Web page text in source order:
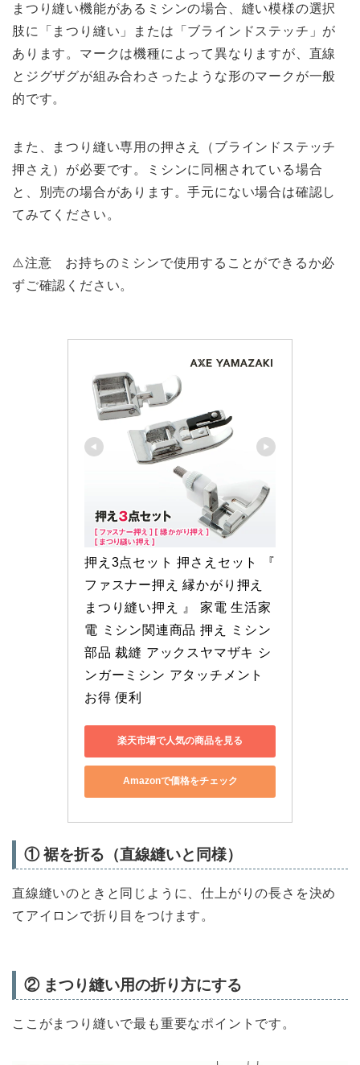
まつり縫い機能があるミシンの場合、縫い模様の選択
肢に「まつり縫い」または「ブラインドステッチ」が
あります。マークは機種によって異なりますが、直線
とジグザグが組み合わさったような形のマークが一般
的です。
また、まつり縫い専用の押さえ（ブラインドステッチ
押さえ）が必要です。ミシンに同梱されている場合
と、別売の場合があります。手元にない場合は確認し
てみてください。
⚠️注意 お持ちのミシンで使用することができるか必
ずご確認ください。
押え3点セット 押さえセット 『
ファスナー押え 縁かがり押え
まつり縫い押え 』 家電 生活家
電 ミシン関連商品 押え ミシン
部品 裁縫 アックスヤマザキ シ
ンガーミシン アタッチメント
お得 便利
楽天市場で人気の商品を見る
Amazonで価格をチェック
① 裾を折る（直線縫いと同様）
直線縫いのときと同じように、仕上がりの長さを決め
てアイロンで折り目をつけます。
② まつり縫い用の折り方にする
ここがまつり縫いで最も重要なポイントです。